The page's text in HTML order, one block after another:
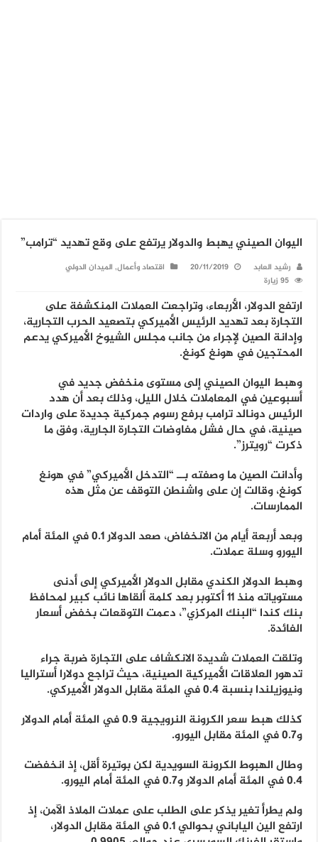
اليوان الصيني يهبط والدولار يرتفع على وقع تهديد “ترامب”
رشيد العابد 20/11/2019 اقتصاد وأعمال, الميدان الدولي
95 زيارة
ارتفع الدولار، الأربعاء، وتراجعت العملات المنكشفة على
التجارة بعد تهديد الرئيس الأميركي بتصعيد الحرب التجارية،
وإدانة الصين لإجراء من جانب مجلس الشيوخ الأميركي يدعم
المحتجين في هونغ كونغ.
وهبط اليوان الصيني إلى مستوى منخفض جديد في
أسبوعين في المعاملات خلال الليل، وذلك بعد أن هدد
الرئيس دونالد ترامب برفع رسوم جمركية جديدة على واردات
صينية، في حال فشل مفاوضات التجارة الجارية، وفق ما
ذكرت “رويترز”.
وأدانت الصين ما وصفته بــ “التدخل الأميركي” في هونغ
كونغ، وقالت إن على واشنطن التوقف عن مثل هذه
الممارسات.
وبعد أربعة أيام من الانخفاض، صعد الدولار 0.1 في المئة أمام
اليورو وسلة عملات.
وهبط الدولار الكندي مقابل الدولار الأميركي إلى أدنى
مستوياته منذ 11 أكتوبر بعد كلمة ألقاها نائب كبير لمحافظ
بنك كندا “البنك المركزي”، دعمت التوقعات بخفض أسعار
الفائدة.
وتلقت العملات شديدة الانكشاف على التجارة ضربة جراء
تدهور العلاقات الأميركية الصينية، حيث تراجع دولارا أستراليا
ونيوزيلندا بنسبة 0.4 في المئة مقابل الدولار الأميركي.
كذلك هبط سعر الكرونة النرويجية 0.9 في المئة أمام الدولار
و0.7 في المئة مقابل اليورو.
وطال الهبوط الكرونة السويدية لكن بوتيرة أقل، إذ انخفضت
0.4 في المئة أمام الدولار و0.7 في المئة أمام اليورو.
ولم يطرأ تغير يذكر على الطلب على عملات الملاذ الآمن، إذ
ارتفع الين الياباني بحوالي 0.1 في المئة مقابل الدولار،